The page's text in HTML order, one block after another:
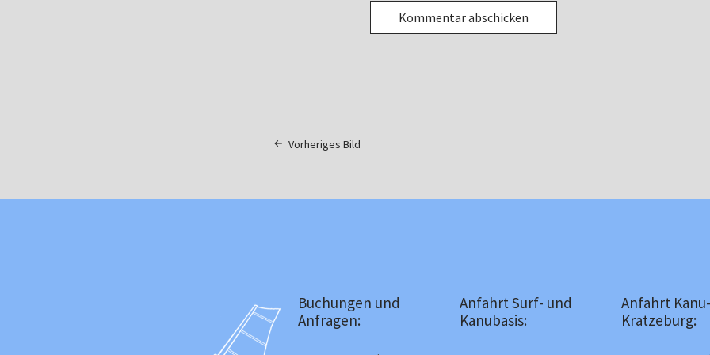
Vorheriges Bild
Buchungen und
Anfragen:
Anfahrt Surf- und
Kanubasis:
Anfahrt
Kratzeburg: